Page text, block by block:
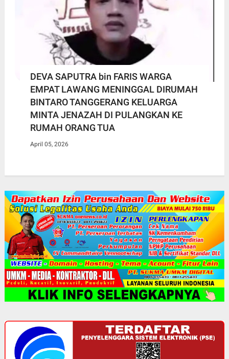
DEVA SAPUTRA bin FARIS WARGA
EMPAT LAWANG MENINGGAL DIRUMAH
BINTARO TANGGERANG KELUARGA
MINTA JENAZAH DI PULANGKAN KE
RUMAH ORANG TUA
April 05, 2026